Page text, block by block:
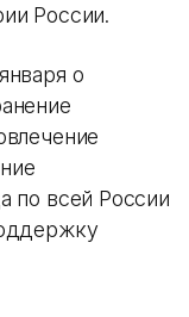
России.
о
по всей России